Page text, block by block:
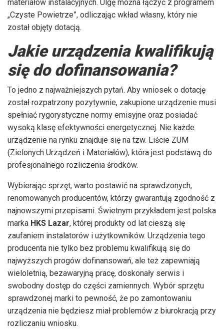
materiałów instalacyjnych. Ulgę można łączyć z programem
„Czyste Powietrze”, odliczając wkład własny, który nie
został objęty dotacją.
Jakie urządzenia kwalifikują
się do dofinansowania?
To jedno z najważniejszych pytań. Aby wniosek o dotację
został rozpatrzony pozytywnie, zakupione urządzenie musi
spełniać rygorystyczne normy emisyjne oraz posiadać
wysoką klasę efektywności energetycznej. Nie każde
urządzenie na rynku znajduje się na tzw. Liście ZUM
(Zielonych Urządzeń i Materiałów), która jest podstawą do
profesjonalnego rozliczenia środków.
Wybierając sprzęt, warto postawić na sprawdzonych,
renomowanych producentów, którzy gwarantują zgodność z
najnowszymi przepisami. Świetnym przykładem jest polska
marka HKS Lazar, której produkty od lat cieszą się
zaufaniem instalatorów i użytkowników. Urządzenia tego
producenta nie tylko bez problemu kwalifikują się do
najwyższych progów dofinansowań, ale też zapewniają
wieloletnią, bezawaryjną pracę, doskonały serwis i
swobodny dostęp do części zamiennych. Wybór sprzętu
sprawdzonej marki to pewność, że po zamontowaniu
urządzenia nie będziesz miał problemów z biurokracją przy
rozliczaniu wniosku.